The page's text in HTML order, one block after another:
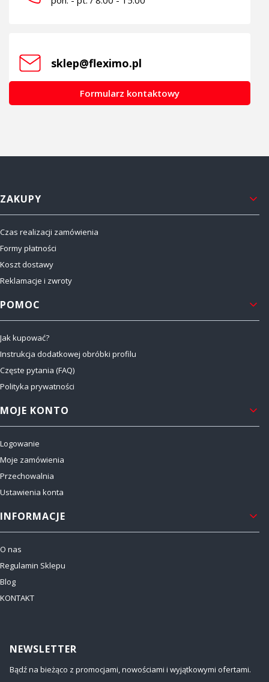
sklep@fleximo.pl
Formularz kontaktowy
Linki w stopce
ZAKUPY
Czas realizacji zamówienia
Formy płatności
Koszt dostawy
Reklamacje i zwroty
POMOC
Jak kupować?
Instrukcja dodatkowej obróbki profilu
Częste pytania (FAQ)
Polityka prywatności
MOJE KONTO
Logowanie
Moje zamówienia
Przechowalnia
Ustawienia konta
INFORMACJE
O nas
Regulamin Sklepu
Blog
KONTAKT
NEWSLETTER
Bądź na bieżąco z promocjami, nowościami i wyjątkowymi ofertami.